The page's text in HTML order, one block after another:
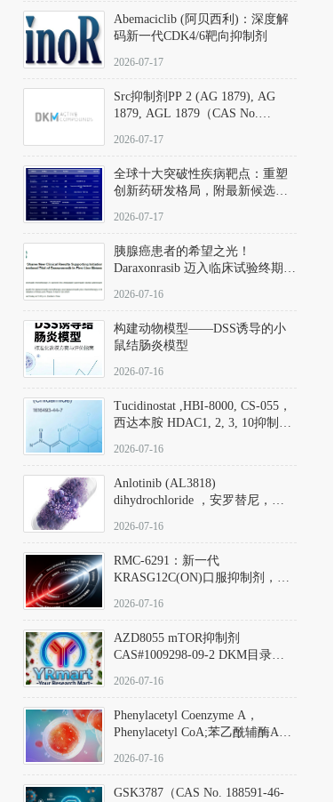
过精准嵌入激酶的ATP结合位点
发挥抑制作用，对ROCK1和
ROCK2的解离常数（Ki）分别为
140 nM和300 nM；在众多丝氨酸/
中，其靶向ROCK的选择性超过
200倍，凸显出优异的分子特异
Abemaciclib (阿贝西利)：深度解
码新一代CDK4/6靶向抑制剂
2026-07-17
Src抑制剂PP 2 (AG 1879), AG
1879, AGL 1879（CAS No.
应用指南
2026-07-17
全球十大突破性疾病靶点：重塑
创新药研发格局，附最新候选分
2026-07-17
胰腺癌患者的希望之光！
Daraxonrasib 迈入临床试验终期阶
2026-07-16
构建动物模型——DSS诱导的小
鼠结肠炎模型
2026-07-16
Tucidinostat ,HBI-8000, CS-055，
西达本胺 HDAC1, 2, 3, 10抑制剂
D808567) - DKM活性分子
2026-07-16
Anlotinib (AL3818)
dihydrochloride ，安罗替尼，
Hydrochloride实验方法步骤SOP
2026-07-16
RMC-6291：新一代
KRASG12C(ON)口服抑制剂，
(Elironrasib)CAS#2641998-63-0
2026-07-16
AZD8055 mTOR抑制剂
CAS#1009298-09-2 DKM目录号
激酶抑制剂的深度剖析
2026-07-16
Phenylacetyl Coenzyme A，
Phenylacetyl CoA;苯乙酰辅酶A
2026-07-16
GSK3787（CAS No. 188591-46-